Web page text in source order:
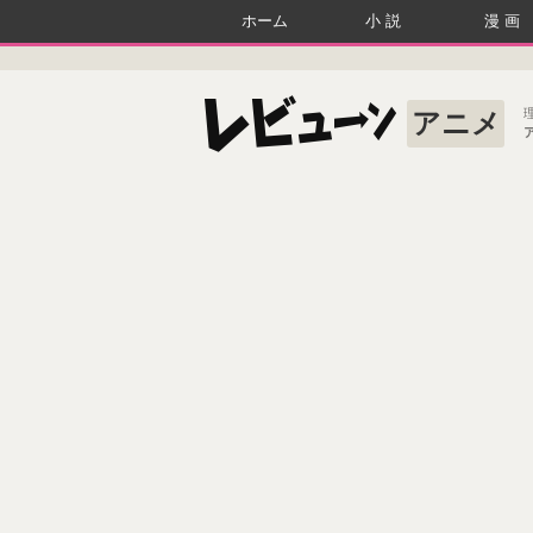
ホーム 小説 漫画
アニメ